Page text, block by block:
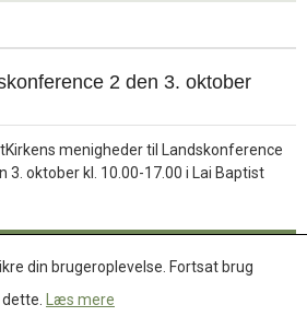
2 den 3. oktober
menigheder til Landskonference
3. oktober kl. 10.00-17.00 i Lai Baptist
Læs mere
din brugeroplevelse. Fortsat brug
Læs mere